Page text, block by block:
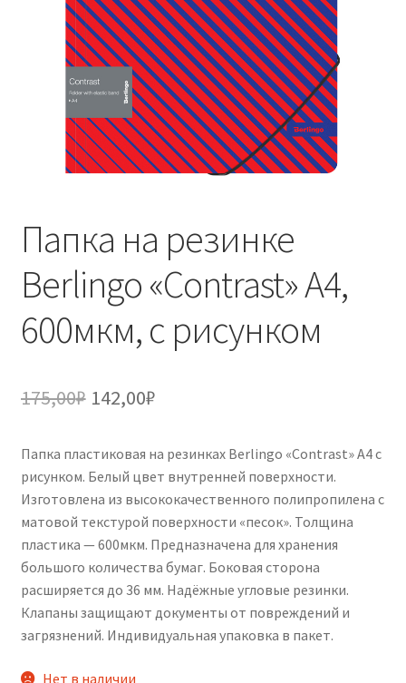
Папка на резинке
Berlingo «Contrast» А4,
600мкм, с рисунком
175,00₽ Первоначальная
составляла
175,00₽.
142,00₽Текущая
142,00₽.
Папка пластиковая на резинках Berlingo «Contrast» А4 с
рисунком. Белый цвет внутренней поверхности.
Изготовлена из высококачественного полипропилена с
матовой текстурой поверхности «песок». Толщина
пластика — 600мкм. Предназначена для хранения
большого количества бумаг. Боковая сторона
расширяется до 36 мм. Надёжные угловые резинки.
Клапаны защищают документы от повреждений и
загрязнений. Индивидуальная упаковка в пакет.
Нет в наличии